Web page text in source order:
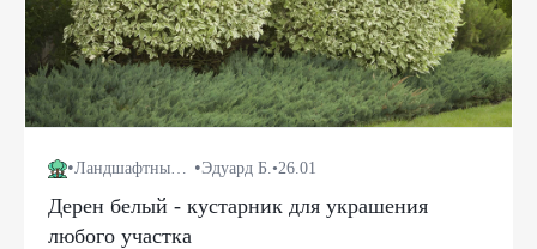
• Ландшафтный дизайн •Эдуард Б.•26.01
Дерен белый - кустарник для украшения
любого участка